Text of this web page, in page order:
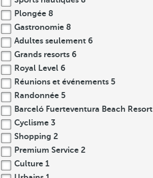
Plongée 8
Gastronomie 8
Adultes seulement 6
Grands resorts 6
Royal Level 6
Réunions et événements 5
Randonnée 5
Barceló Fuerteventura Beach Resort
Cyclisme 3
Shopping 2
Premium Service 2
Culture 1